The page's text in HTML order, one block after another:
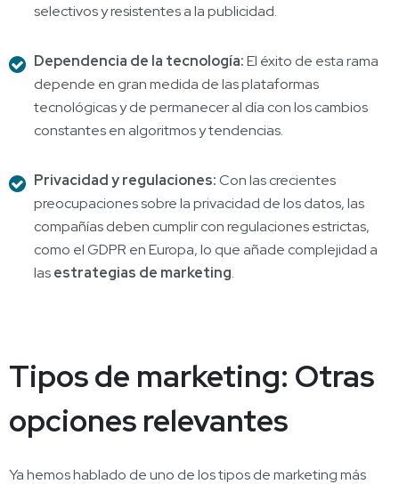
selectivos y resistentes a la publicidad.
Dependencia de la tecnología:El éxito de esta rama
depende en gran medida de las plataformas
tecnológicas y de permanecer al día con los cambios
constantes en algoritmos y tendencias.
Privacidad y regulaciones:Con las crecientes
preocupaciones sobre la privacidad de los datos, las
compañías deben cumplir con regulaciones estrictas,
como el GDPR en Europa, lo que añade complejidad a
lasestrategias de marketing.
Tipos de marketing: Otras
opciones relevantes
Ya hemos hablado de uno de los tipos de marketing más